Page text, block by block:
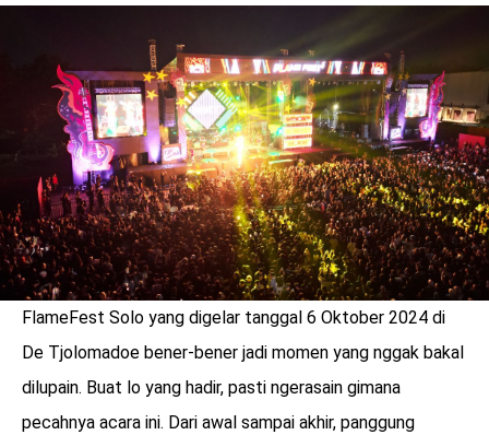
benefit
FlameFest Solo yang digelar tanggal 6 Oktober 2024 di
De Tjolomadoe bener-bener jadi momen yang nggak bakal
dilupain. Buat lo yang hadir, pasti ngerasain gimana
pecahnya acara ini. Dari awal sampai akhir, panggung